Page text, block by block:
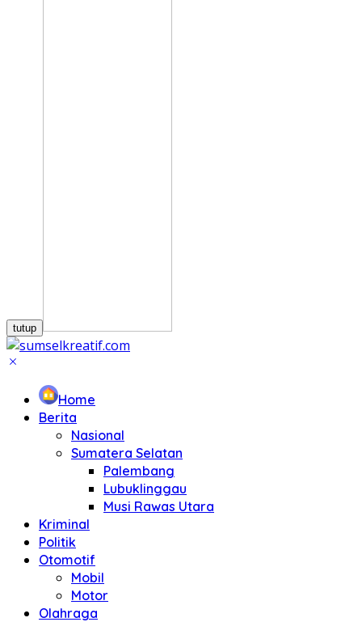
tutup
Home
Berita
Nasional
Sumatera Selatan
Palembang
Lubuklinggau
Musi Rawas Utara
Kriminal
Politik
Otomotif
Mobil
Motor
Olahraga